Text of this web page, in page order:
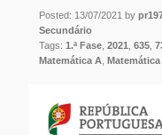
Posted: 13/07/2021 by
Secundário
Tags: 1.ª Fase 2021 635
Matemática A Matemática